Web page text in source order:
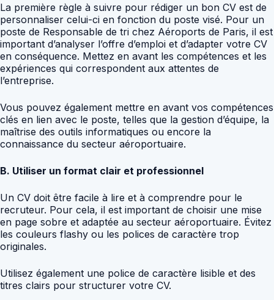
La première règle à suivre pour rédiger un bon CV est de
personnaliser celui-ci en fonction du poste visé. Pour un
poste de Responsable de tri chez Aéroports de Paris, il est
important d’analyser l’offre d’emploi et d’adapter votre CV
en conséquence. Mettez en avant les compétences et les
expériences qui correspondent aux attentes de
l’entreprise.
Vous pouvez également mettre en avant vos compétences
clés en lien avec le poste, telles que la gestion d’équipe, la
maîtrise des outils informatiques ou encore la
connaissance du secteur aéroportuaire.
B. Utiliser un format clair et professionnel
Un CV doit être facile à lire et à comprendre pour le
recruteur. Pour cela, il est important de choisir une mise
en page sobre et adaptée au secteur aéroportuaire. Évitez
les couleurs flashy ou les polices de caractère trop
originales.
Utilisez également une police de caractère lisible et des
titres clairs pour structurer votre CV.